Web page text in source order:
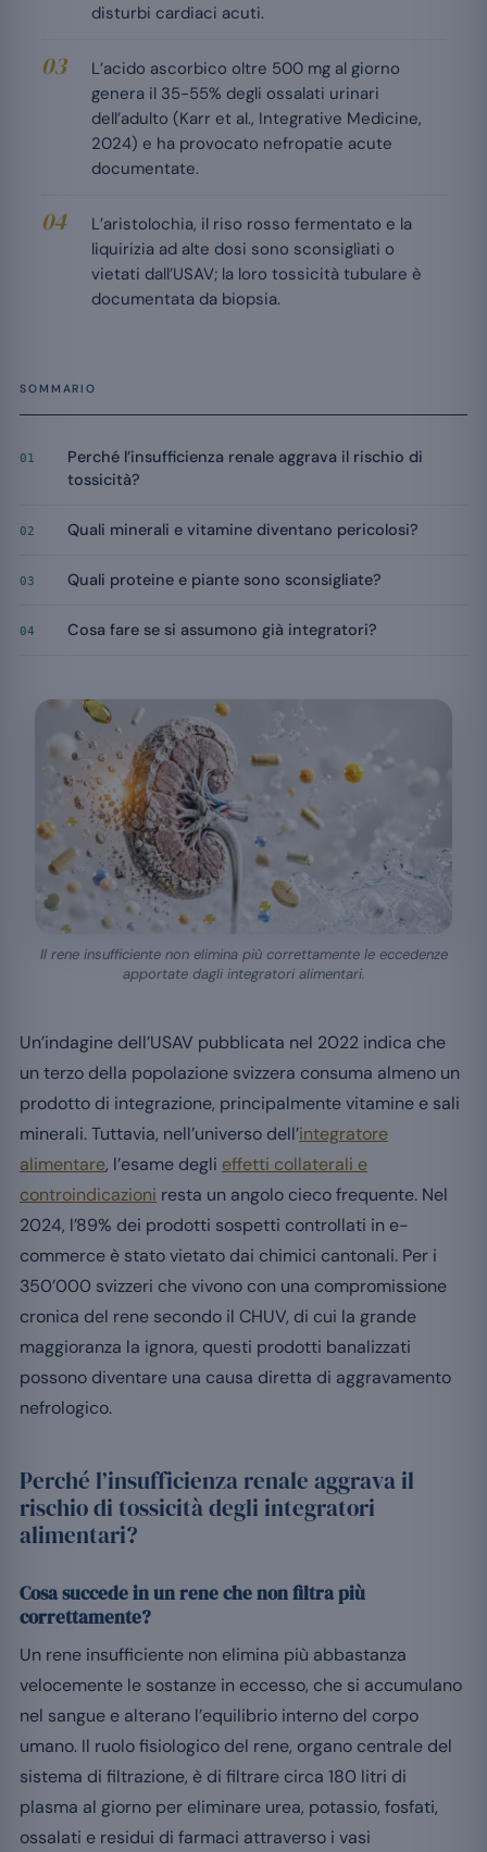
disturbi cardiaci acuti.
L’acido ascorbico oltre 500 mg al giorno
genera il 35-55% degli ossalati urinari
dell’adulto (Karr et al., Integrative Medicine,
2024) e ha provocato nefropatie acute
documentate.
L’aristolochia, il riso rosso fermentato e la
liquirizia ad alte dosi sono sconsigliati o
vietati dall’USAV; la loro tossicità tubulare è
documentata da biopsia.
SOMMARIO
01
Perché l’insufficienza renale aggrava il rischio di
tossicità?
02 Quali minerali e vitamine diventano pericolosi?
03 Quali proteine e piante sono sconsigliate?
04 Cosa fare se si assumono già integratori?
Il rene insufficiente non elimina più correttamente le eccedenze
apportate dagli integratori alimentari.
Un’indagine dell’USAV pubblicata nel 2022 indica che
un terzo della popolazione svizzera consuma almeno un
prodotto di integrazione, principalmente vitamine e sali
minerali. Tuttavia, nell’universo dell’integratore
alimentare, l’esame degli effetti collaterali e
controindicazioni resta un angolo cieco frequente. Nel
2024, l’89% dei prodotti sospetti controllati in e-
commerce è stato vietato dai chimici cantonali. Per i
350’000 svizzeri che vivono con una compromissione
cronica del rene secondo il CHUV, di cui la grande
maggioranza la ignora, questi prodotti banalizzati
possono diventare una causa diretta di aggravamento
nefrologico.
Perché l’insufficienza renale aggrava il
rischio di tossicità degli integratori
alimentari?
Cosa succede in un rene che non filtra più
correttamente?
Un rene insufficiente non elimina più abbastanza
velocemente le sostanze in eccesso, che si accumulano
nel sangue e alterano l’equilibrio interno del corpo
umano. Il ruolo fisiologico del rene, organo centrale del
sistema di filtrazione, è di filtrare circa 180 litri di
plasma al giorno per eliminare urea, potassio, fosfati,
ossalati e residui di farmaci attraverso i vasi